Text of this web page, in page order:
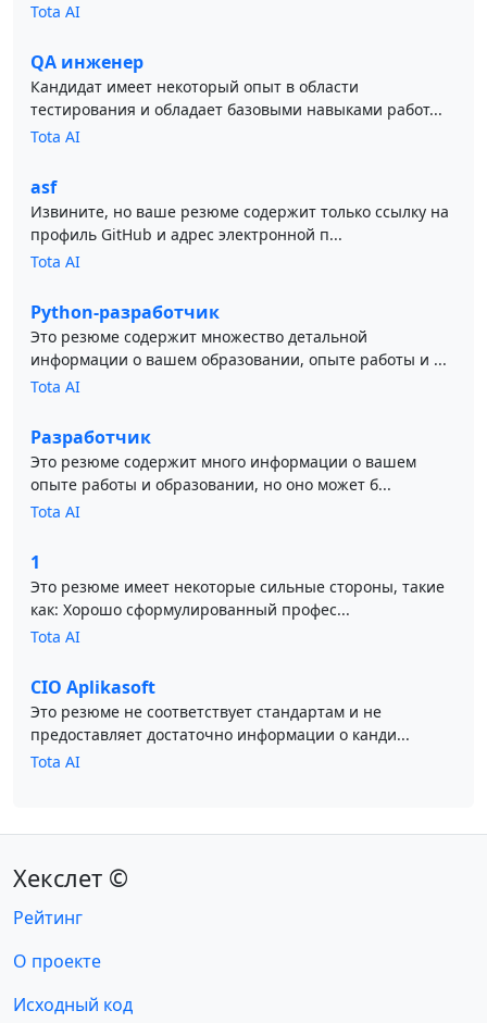
Tota AI
QA инженер
Кандидат имеет некоторый опыт в области
тестирования и обладает базовыми навыками работ...
Tota AI
asf
Извините, но ваше резюме содержит только ссылку на
профиль GitHub и адрес электронной п...
Tota AI
Python-разработчик
Это резюме содержит множество детальной
информации о вашем образовании, опыте работы и ...
Tota AI
Разработчик
Это резюме содержит много информации о вашем
опыте работы и образовании, но оно может б...
Tota AI
1
Это резюме имеет некоторые сильные стороны, такие
как: Хорошо сформулированный профес...
Tota AI
CIO Aplikasoft
Это резюме не соответствует стандартам и не
предоставляет достаточно информации о канди...
Tota AI
Хекслет ©
Рейтинг
О проекте
Исходный код